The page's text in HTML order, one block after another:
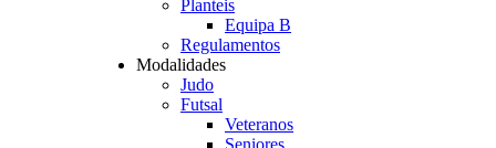
Planteis
Equipa B
Regulamentos
Modalidades
Judo
Futsal
Veteranos
Seniores